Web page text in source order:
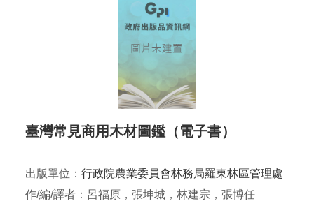
臺灣常見商用木材圖鑑（電子書）
出版單位： 行政院農業委員會林務局羅東林區管理處
作/編/譯者：呂福原，張坤城，林建宗，張博任